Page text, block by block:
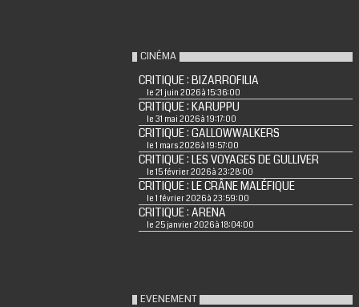
CINÉMA
CRITIQUE : BIZARROFILIA
le 21 juin 2026 à 15:36:00
CRITIQUE : KARUPPU
le 31 mai 2026 à 19:17:00
CRITIQUE : GALLOWWALKERS
le 1 mars 2026 à 19:57:00
CRITIQUE : LES VOYAGES DE GULLIVER
le 15 février 2026 à 23:28:00
CRITIQUE : LE CRÂNE MALÉFIQUE
le 1 février 2026 à 23:59:00
CRITIQUE : ARENA
le 25 janvier 2026 à 18:04:00
EVENEMENT